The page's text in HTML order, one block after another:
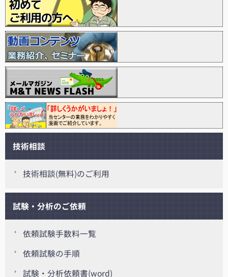
技術相談
技術相談(無料)のご利用
試験・分析のご依頼
依頼試験手数料一覧
依頼試験の手順
試験・分析依頼書(word)